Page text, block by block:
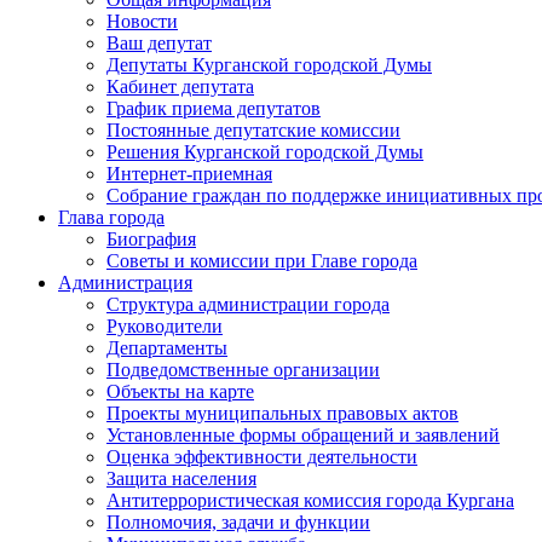
Новости
Ваш депутат
Депутаты Курганской городской Думы
Кабинет депутата
График приема депутатов
Постоянные депутатские комиссии
Решения Курганской городской Думы
Интернет-приемная
Собрание граждан по поддержке инициативных
Глава города
Биография
Советы и комиссии при Главе города
Администрация
Структура администрации города
Руководители
Департаменты
Подведомственные организации
Объекты на карте
Проекты муниципальных правовых актов
Установленные формы обращений и заявлений
Оценка эффективности деятельности
Защита населения
Антитеррористическая комиссия города Кургана
Полномочия, задачи и функции